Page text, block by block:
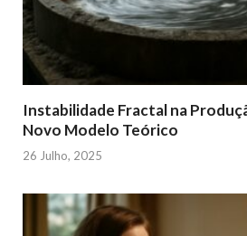
Instabilidade Fractal na
Novo Modelo Teórico
26 Julho, 2025